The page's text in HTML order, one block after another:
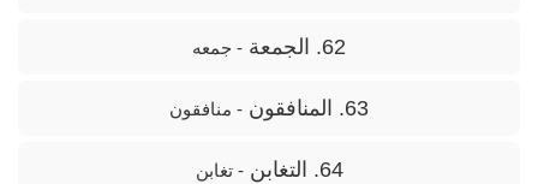
62. الجمعة - جمعه
63. المنافقون - منافقون
64. التغابن - تغابن